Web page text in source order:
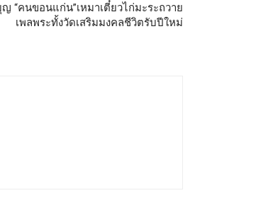
“คนขอนแก่น”เหมาเตี๋ยวไก่มะระถวาย
เพลพระทั้งวัดเสริมมงคลชีวิตรับปีใหม่